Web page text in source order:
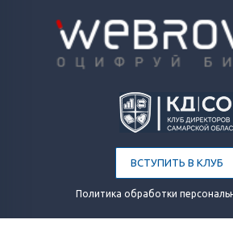
ВСТУПИТЬ В КЛУБ
Политика обработки